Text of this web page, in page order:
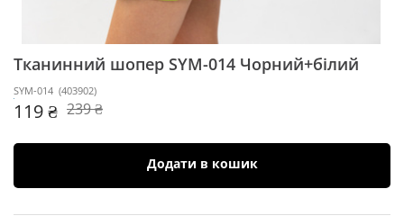
Тканинний шопер SYM-014 Чорний+білий
SYM-014 (403902)
119 ₴ 239 ₴
Додати в кошик